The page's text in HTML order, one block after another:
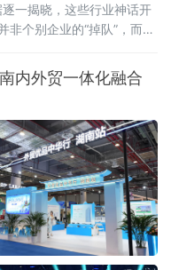
一揭晓，这些行业神话开
个别企业的“掉队”，而是
内外贸一体化融合